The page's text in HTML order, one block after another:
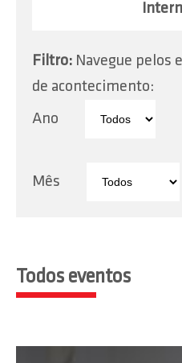
Filtro: Navegue pelos
de acontecimento:
Ano
Mês
Todos eventos